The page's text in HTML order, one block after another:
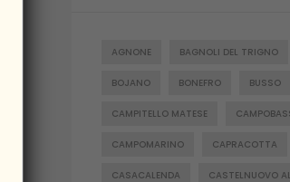
AGNONE BAGNOLI DEL TRIGNO
BOJANO BONEFRO BUSSO
CAMPITELLO MATESE
CAMPOMARINO CAPRACOTTA
CASACALENDA CASTELNUOVO